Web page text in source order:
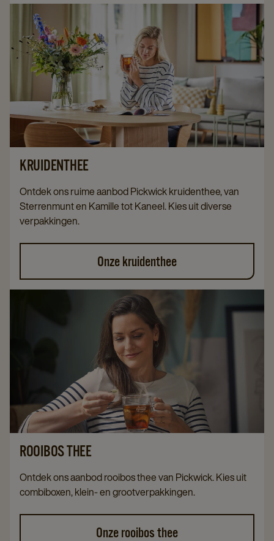
KRUIDENTHEE
Ontdek ons ruime aanbod Pickwick kruidenthee, van
Sterrenmunt en Kamille tot Kaneel. Kies uit diverse
verpakkingen.
Onze kruidenthee
ROOIBOS THEE
Ontdek ons aanbod rooibos thee van Pickwick. Kies uit
combiboxen, klein- en grootverpakkingen.
Onze rooibos thee